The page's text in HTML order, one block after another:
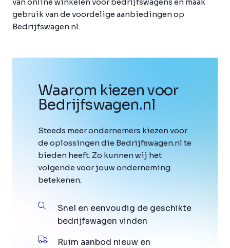
gebruik van de voordelige aanbiedingen op
Bedrijfswagen.nl.
Waarom kiezen voor
Bedrijfswagen.nl
Steeds meer ondernemers kiezen voor
de oplossingen die Bedrijfswagen.nl te
bieden heeft. Zo kunnen wij het
volgende voor jouw onderneming
betekenen.
Snel en eenvoudig de geschikte
bedrijfswagen vinden
Ruim aanbod nieuw en